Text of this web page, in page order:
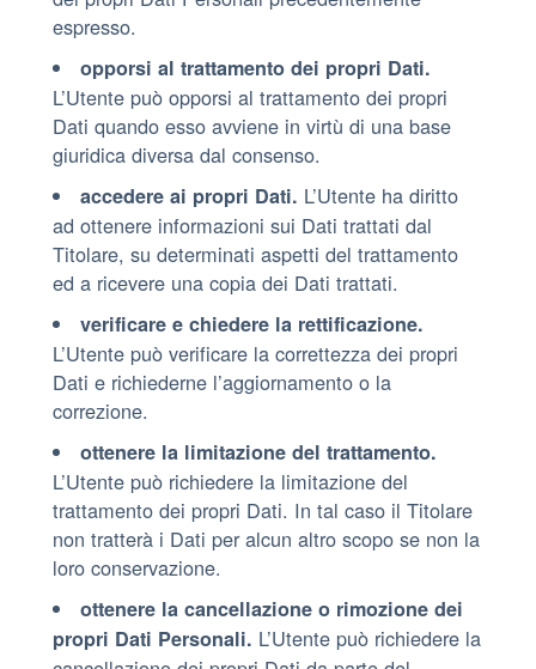
espresso.
opporsi al trattamento dei propri Dati.
L’Utente può opporsi al trattamento dei propri
Dati quando esso avviene in virtù di una base
giuridica diversa dal consenso.
accedere ai propri Dati. L’Utente ha diritto
ad ottenere informazioni sui Dati trattati dal
Titolare, su determinati aspetti del trattamento
ed a ricevere una copia dei Dati trattati.
verificare e chiedere la rettificazione.
L’Utente può verificare la correttezza dei propri
Dati e richiederne l’aggiornamento o la
correzione.
ottenere la limitazione del trattamento.
L’Utente può richiedere la limitazione del
trattamento dei propri Dati. In tal caso il Titolare
non tratterà i Dati per alcun altro scopo se non la
loro conservazione.
ottenere la cancellazione o rimozione dei
propri Dati Personali. L’Utente può richiedere la